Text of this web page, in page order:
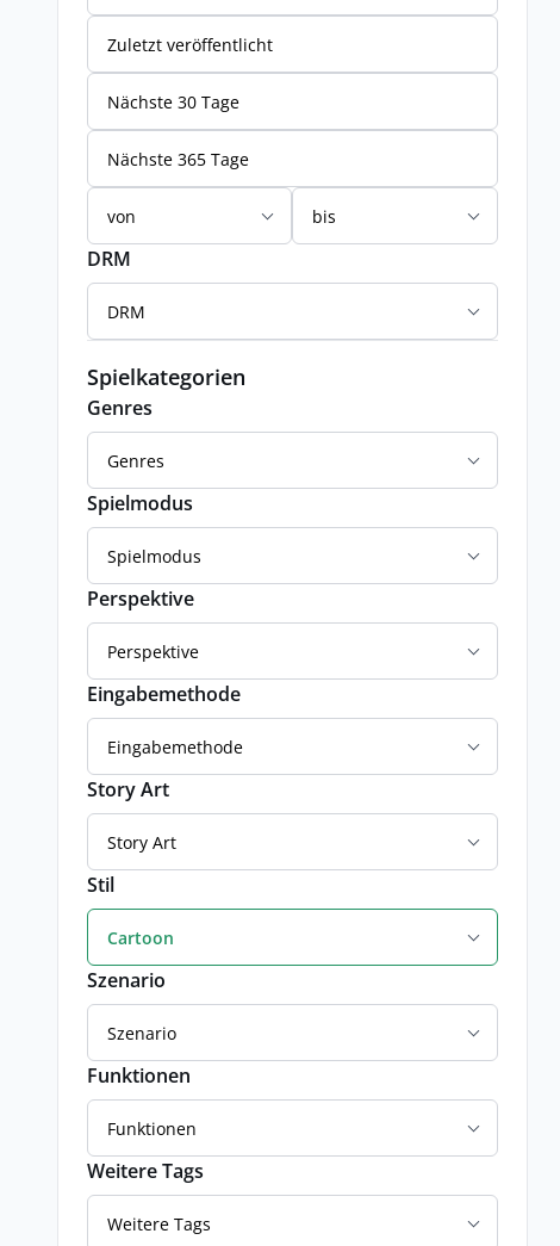
Zuletzt veröffentlicht
Nächste 30 Tage
Nächste 365 Tage
von bis
DRM
DRM
Spielkategorien
Genres
Genres
Spielmodus
Spielmodus
Perspektive
Perspektive
Eingabemethode
Eingabemethode
Story Art
Story Art
Stil
Cartoon
Szenario
Szenario
Funktionen
Funktionen
Weitere Tags
Weitere Tags